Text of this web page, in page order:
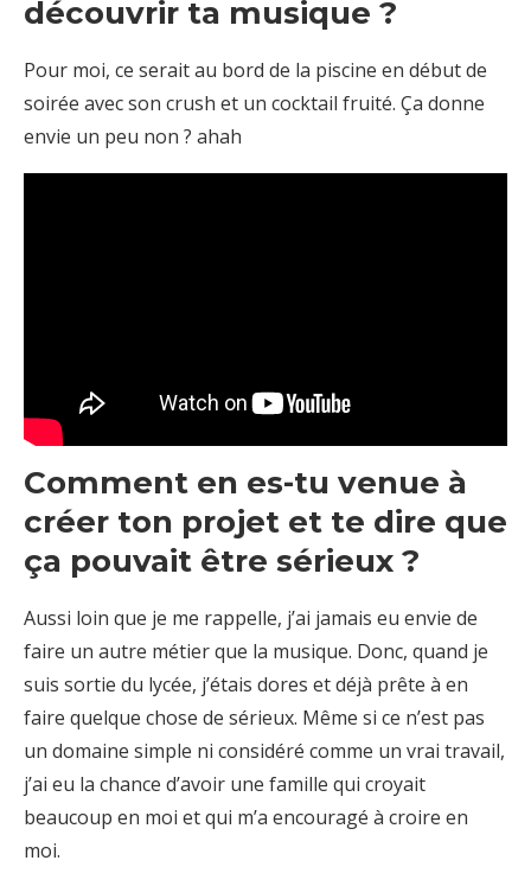
découvrir ta musique ?
Pour moi, ce serait au bord de la piscine en début de
soirée avec son crush et un cocktail fruité. Ça donne
envie un peu non ? ahah
Comment en es-tu venue à
créer ton projet et te dire que
ça pouvait être sérieux ?
Aussi loin que je me rappelle, j’ai jamais eu envie de
faire un autre métier que la musique. Donc, quand je
suis sortie du lycée, j’étais dores et déjà prête à en
faire quelque chose de sérieux. Même si ce n’est pas
un domaine simple ni considéré comme un vrai travail,
j’ai eu la chance d’avoir une famille qui croyait
beaucoup en moi et qui m’a encouragé à croire en
moi.